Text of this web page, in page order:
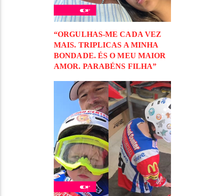
“ORGULHAS-ME CADA VEZ
MAIS. TRIPLICAS A MINHA
BONDADE. ÉS O MEU MAIOR
AMOR. PARABÉNS FILHA”